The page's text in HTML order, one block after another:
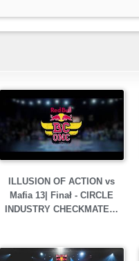
ILLUSION OF ACTION vs
Mafia 13| Finał - CIRCLE
INDUSTRY CHECKMATE…